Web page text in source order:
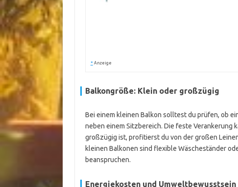
* Anzeige
Balkongröße: Klein oder großzügig
Bei einem kleinen Balkon solltest du prüfen, ob
neben einem Sitzbereich. Die feste Verankerung
großzügig ist, profitierst du von der großen
kleinen Balkonen sind flexible Wäscheständer
beanspruchen.
Energiekosten und Umweltbewusstsein